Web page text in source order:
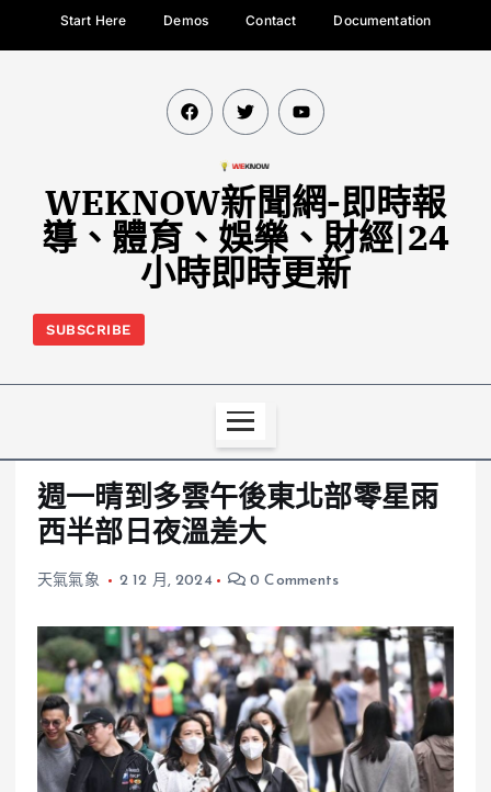
Start Here Demos Contact Documentation
WEKNOW新聞網-即時報
導、體育、娛樂、財經|24
小時即時更新
SUBSCRIBE
週一晴到多雲午後東北部零星雨
西半部日夜溫差大
天氣氣象 2 12 月, 2024 0 Comments